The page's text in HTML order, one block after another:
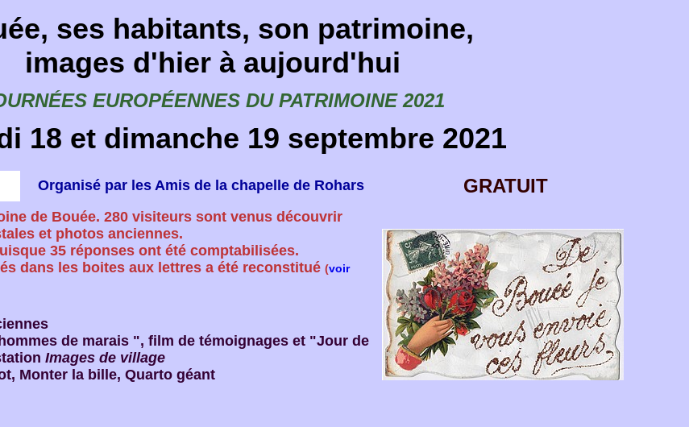
ses habitants, son patrimoine,
images d'hier à aujourd'hui
EUROPÉENNES DU PATRIMOINE 2021
18 et dimanche 19 septembre 2021
Organisé par les Amis de la chapelle de Rohars GRATUIT
de Bouée. 280 visiteurs sont venus découvrir
et photos anciennes.
35 réponses ont été comptabilisées.
dans les boites aux lettres a été reconstitué (voir
de marais ", film de témoignages et "Jour de
Images de village
Monter la bille, Quarto géant